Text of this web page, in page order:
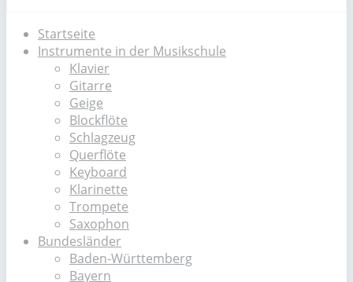
Startseite
Instrumente in der Musikschule
Klavier
Gitarre
Geige
Blockflöte
Schlagzeug
Querflöte
Keyboard
Klarinette
Trompete
Saxophon
Bundesländer
Baden-Württemberg
Bayern